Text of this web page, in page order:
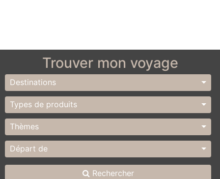
Trouver mon voyage
Destinations
Types de produits
Thèmes
Départ de
Rechercher